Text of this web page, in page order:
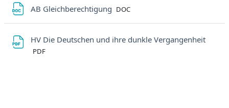
AB Gleichberechtigung File
DOC
HV Die Deutschen und ihre dunkle VergangenheitFile
PDF